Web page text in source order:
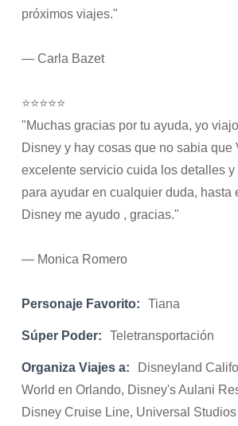
próximos viajes."
— Carla Bazet
⭐⭐⭐⭐⭐
"Muchas gracias por tu ayuda, yo
Disney y hay cosas que no sabia que
excelente servicio cuida los detalles y
para ayudar en cualquier duda, hasta
Disney me ayudo , gracias."
— Monica Romero
Personaje Favorito: Tiana
Súper Poder: Teletransportación
Organiza Viajes a:
Disneyland
World en Orlando, Disney's Aulani
Disney Cruise Line, Universal